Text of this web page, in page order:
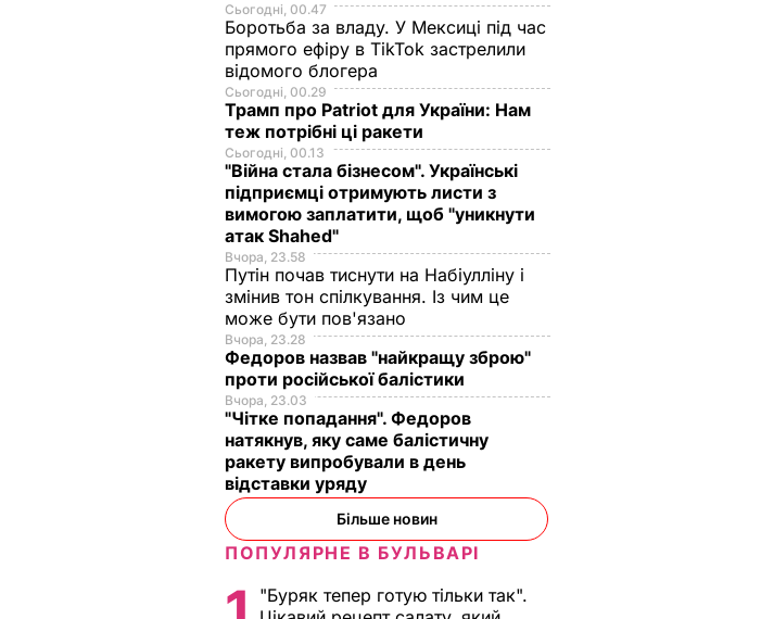
Сьогодні, 00.47
Боротьба за владу. У Мексиці під час
прямого ефіру в TikTok застрелили
відомого блогера
Сьогодні, 00.29
Трамп про Patriot для України: Нам
теж потрібні ці ракети
Сьогодні, 00.13
"Війна стала бізнесом". Українські
підприємці отримують листи з
вимогою заплатити, щоб "уникнути
атак Shahed"
Вчора, 23.58
Путін почав тиснути на Набіулліну і
змінив тон спілкування. Із чим це
може бути пов'язано
Вчора, 23.28
Федоров назвав "найкращу зброю"
проти російської балістики
Вчора, 23.03
"Чітке попадання". Федоров
натякнув, яку саме балістичну
ракету випробували в день
відставки уряду
Більше новин
ПОПУЛЯРНЕ В БУЛЬВАРІ
"Буряк тепер готую тільки так".